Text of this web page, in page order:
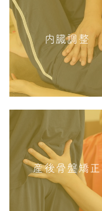
内臓調整
産後骨盤矯正